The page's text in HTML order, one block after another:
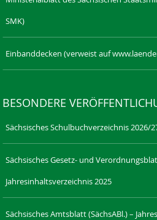
SMK)
Einbanddecken (verweist auf
BESONDERE
Sächsisches Schulbuchverzeichnis 2026/
Sächsisches Gesetz- und
Jahresinhaltsverzeichnis 2025
Sächsisches Amtsblatt (SächsABl.) –